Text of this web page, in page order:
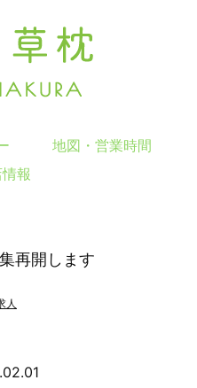
地図・営業時間
報
再開します
人